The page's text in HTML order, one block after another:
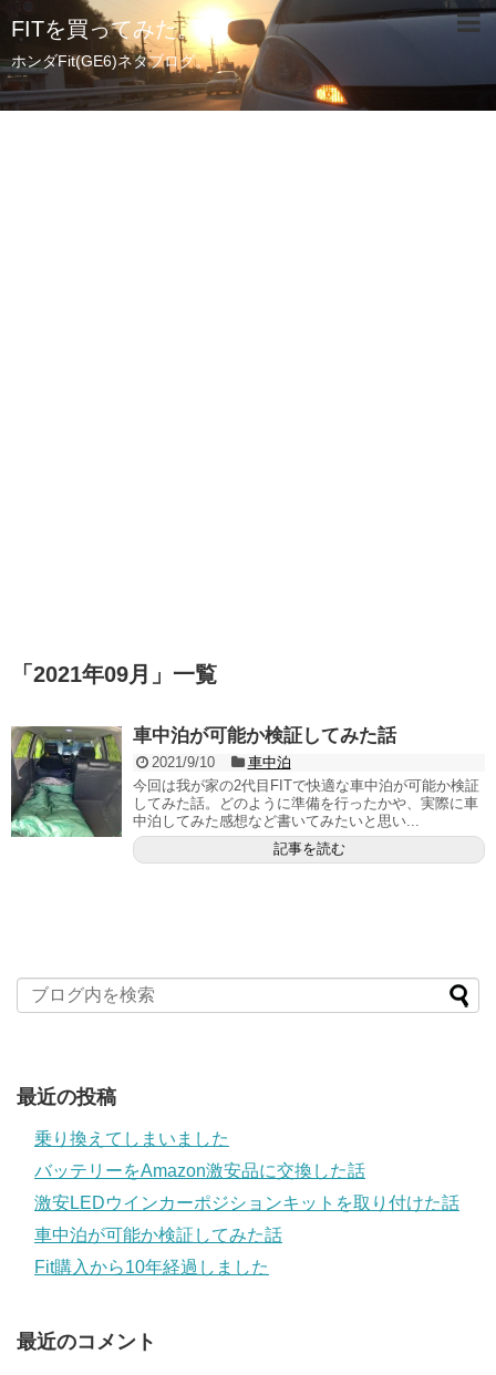
FITを買ってみた。
ホンダFit(GE6)ネタブログ。
「 2021年09月 」 一覧
車中泊が可能か検証してみた話
2021/9/10
車中泊
今回は我が家の2代目FITで快適な車中泊が可能か検証
してみた話。どのように準備を行ったかや、実際に車
中泊してみた感想など書いてみたいと思い...
記事を読む
最近の投稿
乗り換えてしまいました
バッテリーをAmazon激安品に交換した話
激安LEDウインカーポジションキットを取り付けた話
車中泊が可能か検証してみた話
Fit購入から10年経過しました
最近のコメント